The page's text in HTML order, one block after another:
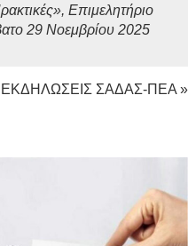
Επιμελητήριο
29 Νοεμβρίου 2025
ΕΚΔΗΛΩΣΕΙΣ ΣΑΔΑΣ-ΠΕΑ »